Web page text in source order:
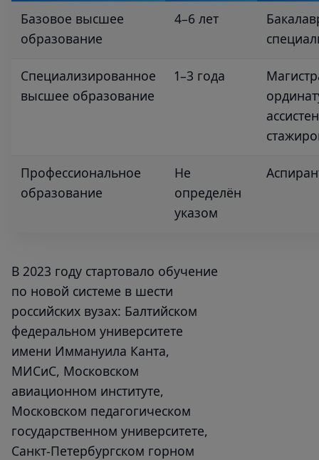
Базовое высшее
образование
4–6 лет
Специализированное
высшее образование
1–3 года
Профессиональное
образование
Не
определён
указом
В 2023 году стартовало обучение
по новой системе в шести
российских вузах: Балтийском
федеральном университете
имени Иммануила Канта,
МИСиС, Московском
авиационном институте,
Московском педагогическом
государственном университете,
Санкт-Петербургском горном